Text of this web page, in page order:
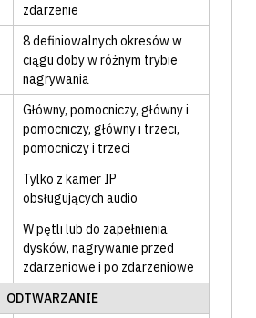
zdarzenie
8 definiowalnych okresów w
ciągu doby w różnym trybie
nagrywania
Główny, pomocniczy, główny i
pomocniczy, główny i trzeci,
pomocniczy i trzeci
Tylko z kamer IP
obsługujących audio
W pętli lub do zapełnienia
dysków, nagrywanie przed
zdarzeniowe i po zdarzeniowe
ODTWARZANIE